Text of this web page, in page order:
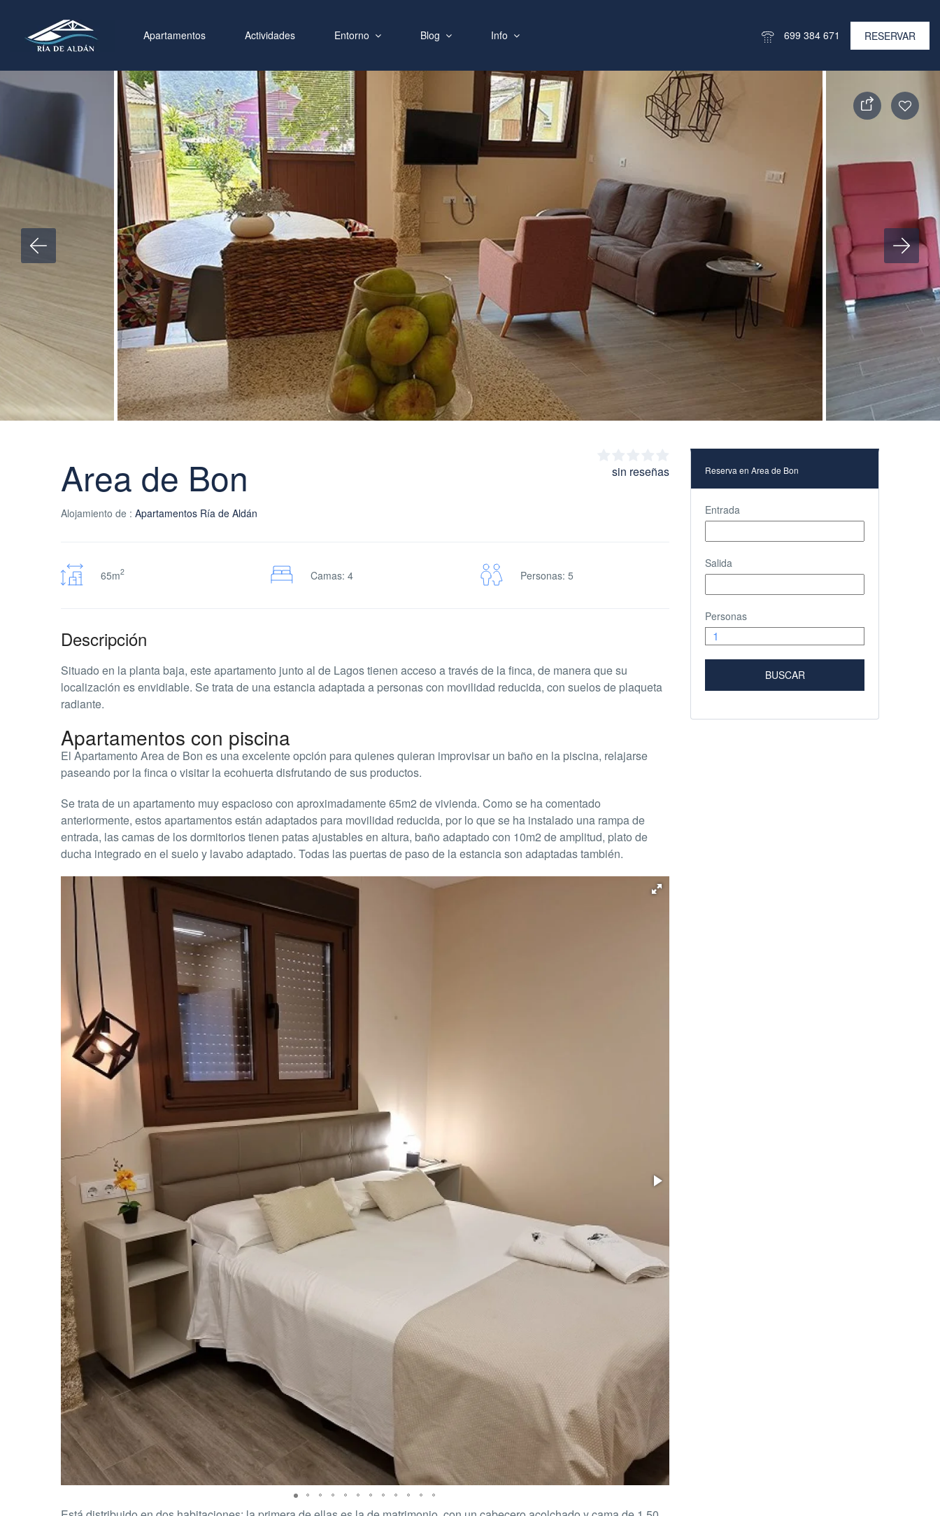
Apartamentos Actividades Entorno Blog Info 699 384 671 RESERVAR
Area de Bon
Alojamiento de : Apartamentos Ría de Aldán
sin reseñas
65m2 Camas: 4 Personas: 5
Descripción
Situado en la planta baja, este apartamento junto al de Lagos tienen acceso a través de la finca, de manera que su
localización es envidiable. Se trata de una estancia adaptada a personas con movilidad reducida, con suelos de plaqueta
radiante.
Apartamentos con piscina
El Apartamento Area de Bon es una excelente opción para quienes quieran improvisar un baño en la piscina, relajarse
paseando por la finca o visitar la ecohuerta disfrutando de sus productos.
Se trata de un apartamento muy espacioso con aproximadamente 65m2 de vivienda. Como se ha comentado
anteriormente, estos apartamentos están adaptados para movilidad reducida, por lo que se ha instalado una rampa de
entrada, las camas de los dormitorios tienen patas ajustables en altura, baño adaptado con 10m2 de amplitud, plato de
ducha integrado en el suelo y lavabo adaptado. Todas las puertas de paso de la estancia son adaptadas también.
Reserva en Area de Bon
Entrada
Salida
Personas